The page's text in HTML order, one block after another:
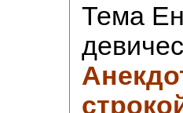
Тема